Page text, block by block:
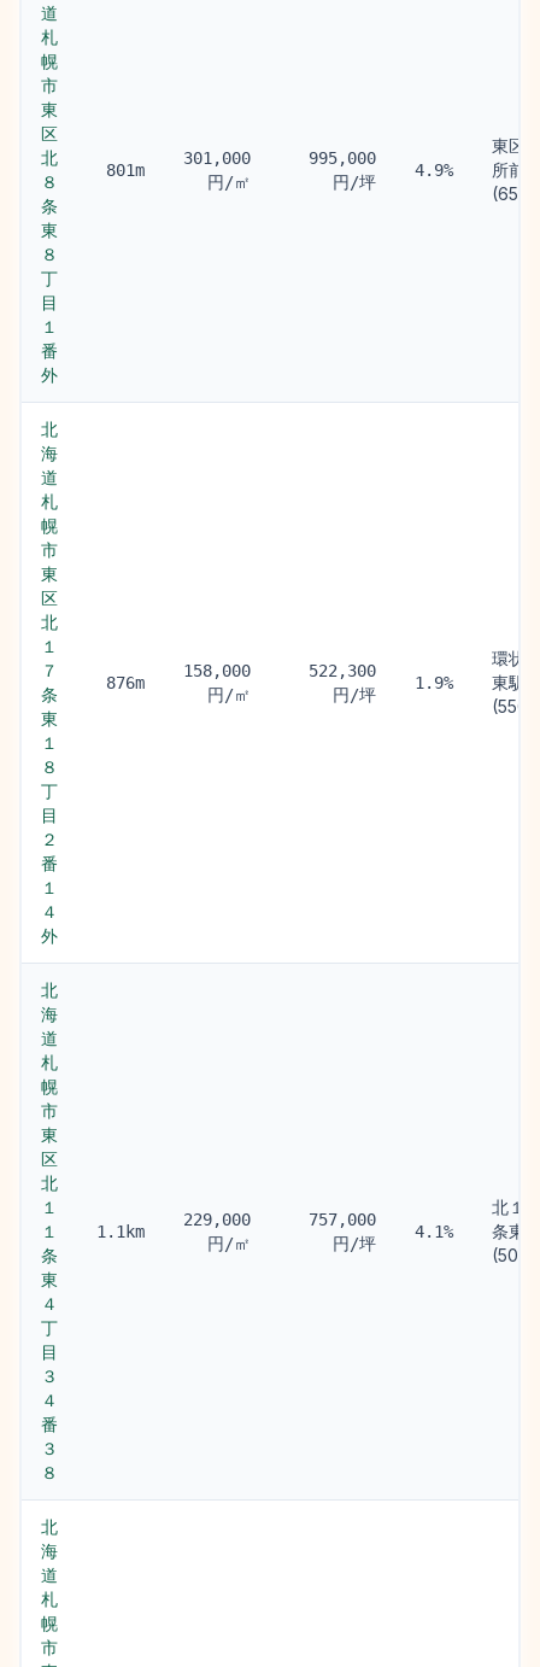
道
札
幌
市
東
区
北
８
条
東
８
丁
目
１
番
外
801m
301,000
円/㎡
995,000
円/坪
4.9%
東区
所前
北
海
道
札
幌
市
東
区
北
１
７
条
東
１
８
丁
目
２
番
１
４
外
876m
158,000
円/㎡
522,300
円/坪
1.9%
環状
東駅
北
海
道
札
幌
市
東
区
北
１
１
条
東
４
丁
目
３
４
番
３
８
1.1km
229,000
円/㎡
757,000
円/坪
4.1%
北１
条東
北
海
道
札
幌
市